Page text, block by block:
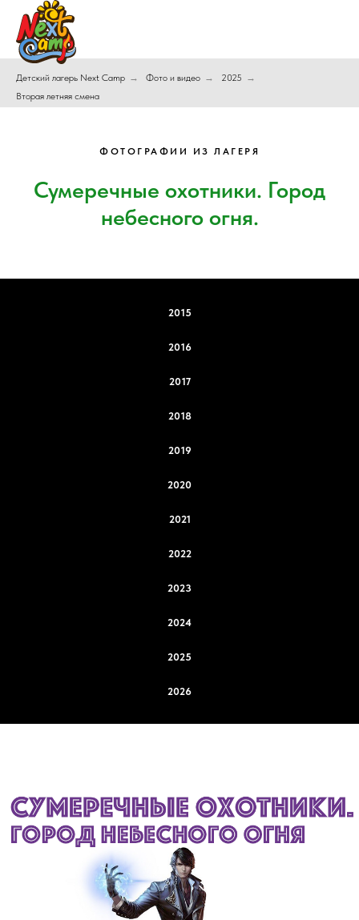
Детский лагерь Next Camp → Фото и видео → 2025 →
Вторая летняя смена
ФОТОГРАФИИ ИЗ ЛАГЕРЯ
Сумеречные охотники. Город
небесного огня.
2015
2016
2017
2018
2019
2020
2021
2022
2023
2024
2025
2026